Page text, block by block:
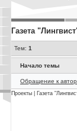
Газета
Тем: 1
Начало темы
Обращение к
Проекты Газета